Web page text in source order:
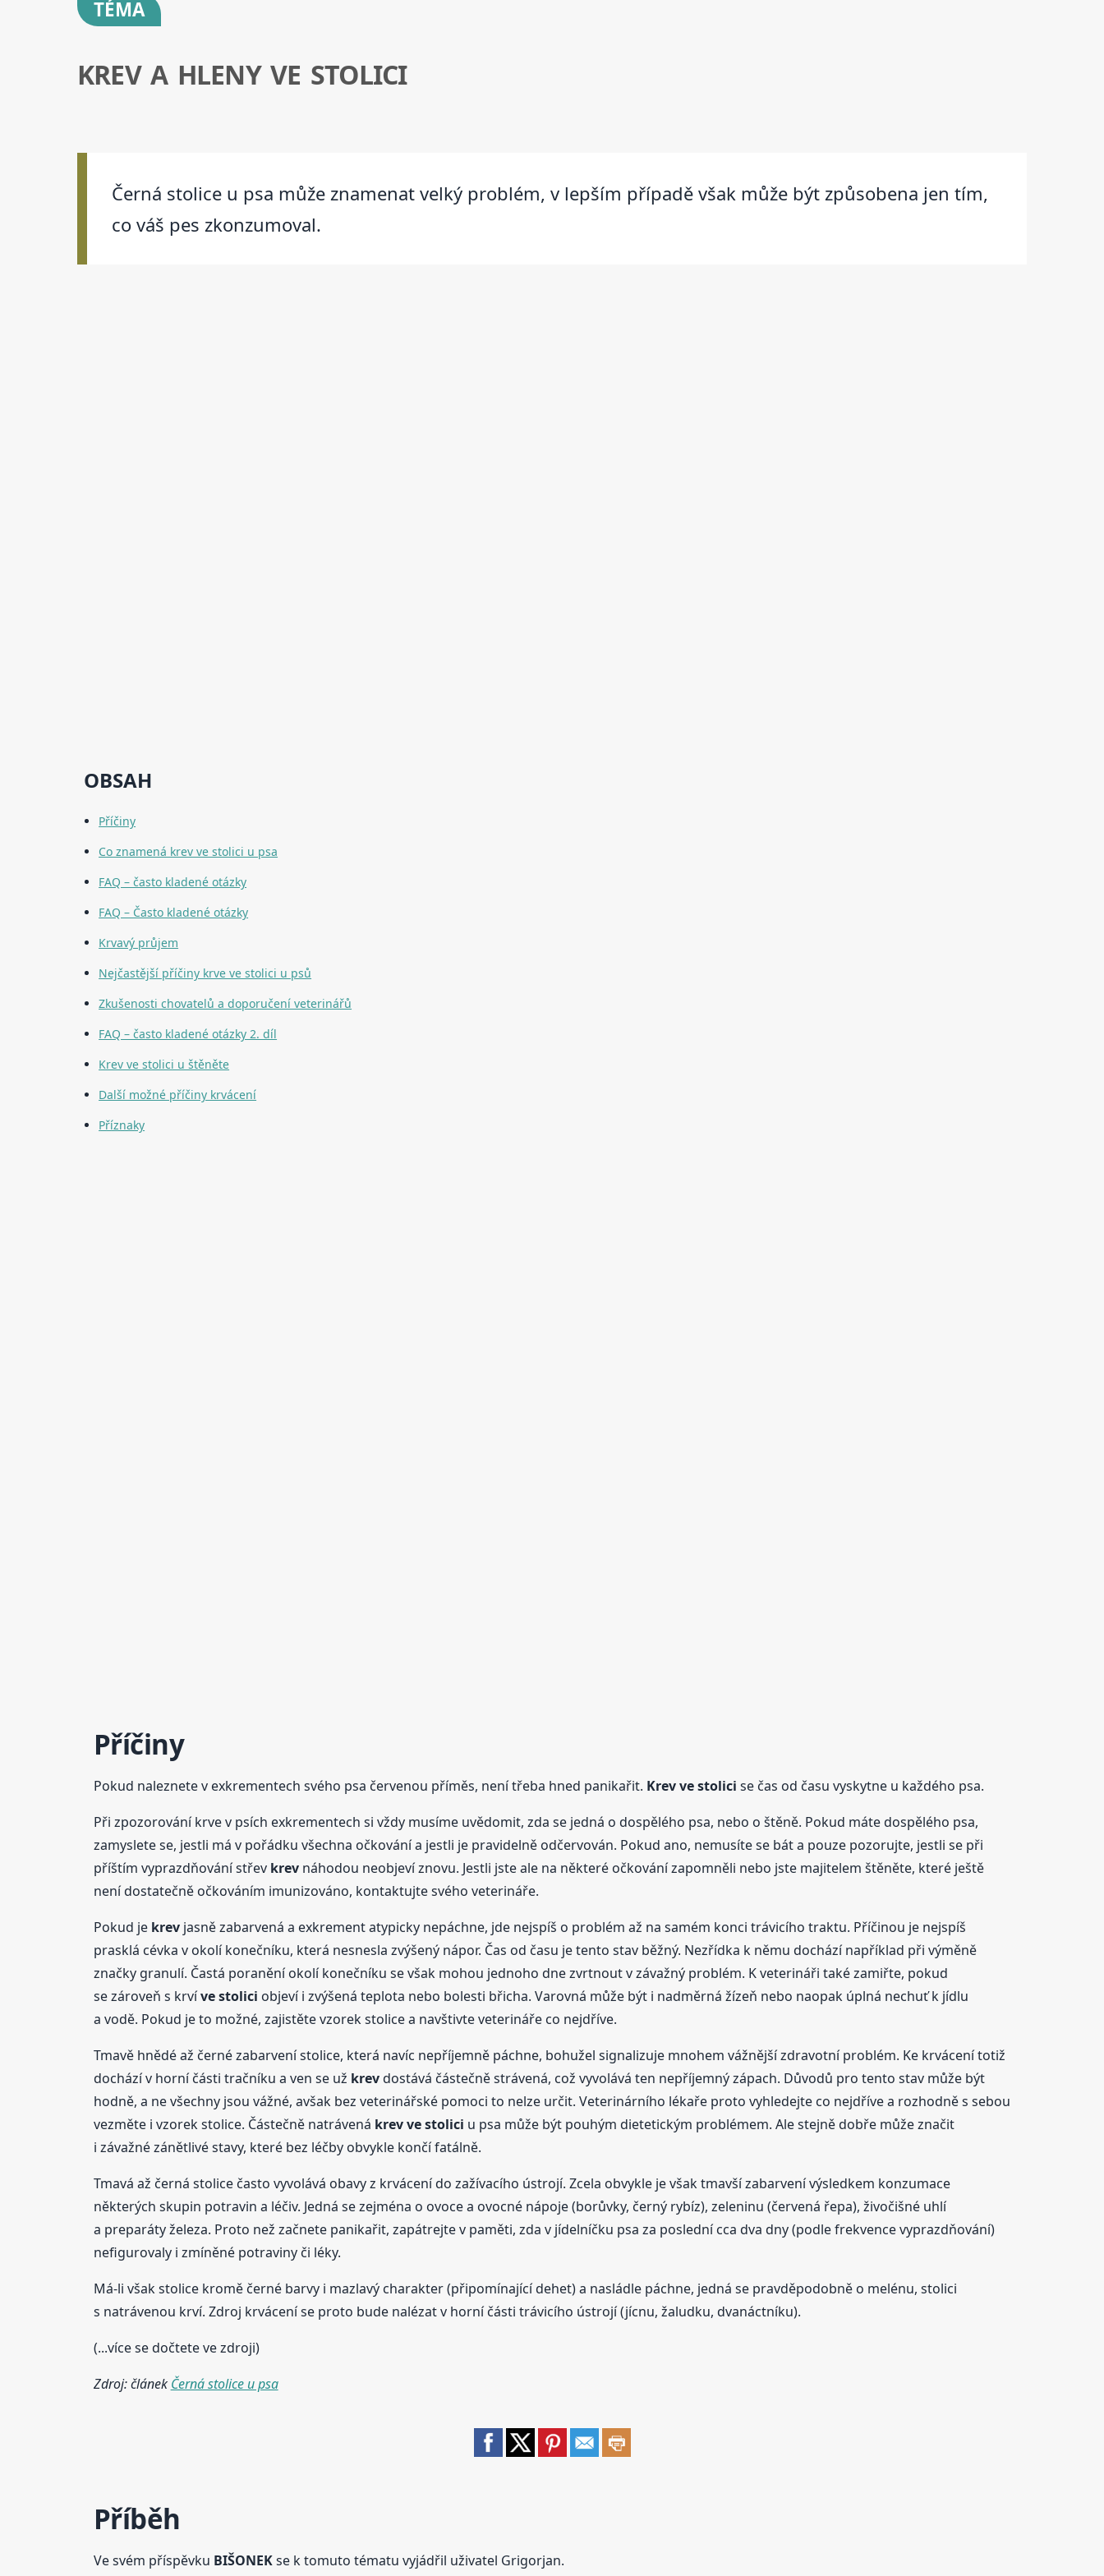
TÉMA
KREV A HLENY VE STOLICI
Černá stolice u psa může znamenat velký problém, v lepším případě však může být způsobena jen tím,
co váš pes zkonzumoval.
OBSAH
Příčiny
Co znamená krev ve stolici u psa
FAQ – často kladené otázky
FAQ – Často kladené otázky
Krvavý průjem
Nejčastější příčiny krve ve stolici u psů
Zkušenosti chovatelů a doporučení veterinářů
FAQ – často kladené otázky 2. díl
Krev ve stolici u štěněte
Další možné příčiny krvácení
Příznaky
Příčiny
Pokud naleznete v exkrementech svého psa červenou příměs, není třeba hned panikařit. Krevve stolici se čas od času vyskytne u každého psa.
Při zpozorování krve v psích exkrementech si vždy musíme uvědomit, zda se jedná o dospělého psa, nebo o štěně. Pokud máte dospělého psa,
zamyslete se, jestli má v pořádku všechna očkování a jestli je pravidelně odčervován. Pokud ano, nemusíte se bát a pouze pozorujte, jestli se při
příštím vyprazdňování střev krevnáhodou neobjeví znovu. Jestli jste ale na některé očkování zapomněli nebo jste majitelem štěněte, které ještě
není dostatečně očkováním imunizováno, kontaktujte svého veterináře.
Pokud je krevjasně zabarvená a exkrement atypicky nepáchne, jde nejspíš o problém až na samém konci trávicího traktu. Příčinou je nejspíš
prasklá cévka v okolí konečníku, která nesnesla zvýšený nápor. Čas od času je tento stav běžný. Nezřídka k němu dochází například při výměně
značky granulí. Častá poranění okolí konečníku se však mohou jednoho dne zvrtnout v závažný problém. K veterináři také zamiřte, pokud
se zároveň s krvíve stolici objeví i zvýšená teplota nebo bolesti břicha. Varovná může být i nadměrná žízeň nebo naopak úplná nechuť k jídlu
a vodě. Pokud je to možné, zajistěte vzorek stolice a navštivte veterináře co nejdříve.
Tmavě hnědé až černé zabarvení stolice, která navíc nepříjemně páchne, bohužel signalizuje mnohem vážnější zdravotní problém. Ke krvácení totiž
dochází v horní části tračníku a ven se už krevdostává částečně strávená, což vyvolává ten nepříjemný zápach. Důvodů pro tento stav může být
hodně, a ne všechny jsou vážné, avšak bez veterinářské pomoci to nelze určit. Veterinárního lékaře proto vyhledejte co nejdříve a rozhodně s sebou
vezměte i vzorek stolice. Částečně natrávená krevve stolici u psa může být pouhým dietetickým problémem. Ale stejně dobře může značit
i závažné zánětlivé stavy, které bez léčby obvykle končí fatálně.
Tmavá až černá stolice často vyvolává obavy z krvácení do zažívacího ústrojí. Zcela obvykle je však tmavší zabarvení výsledkem konzumace
některých skupin potravin a léčiv. Jedná se zejména o ovoce a ovocné nápoje (borůvky, černý rybíz), zeleninu (červená řepa), živočišné uhlí
a preparáty železa. Proto než začnete panikařit, zapátrejte v paměti, zda v jídelníčku psa za poslední cca dva dny (podle frekvence vyprazdňování)
nefigurovaly i zmíněné potraviny či léky.
Má-li však stolice kromě černé barvy i mazlavý charakter (připomínající dehet) a nasládle páchne, jedná se pravděpodobně o melénu, stolici
s natrávenou krví. Zdroj krvácení se proto bude nalézat v horní části trávicího ústrojí (jícnu, žaludku, dvanáctníku).
(...více se dočtete ve zdroji)
Zdroj: článek Černá stolice u psa
Příběh
Ve svém příspěvku BIŠONEKse k tomuto tématu vyjádřil uživatel Grigorjan.